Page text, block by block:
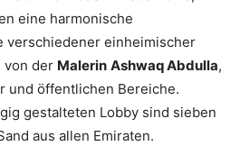
eine harmonische
verschiedener einheimischer
von der Malerin Ashwaq Abdulla,
und öffentlichen Bereiche.
gestalteten Lobby sind sieben
aus allen Emiraten.